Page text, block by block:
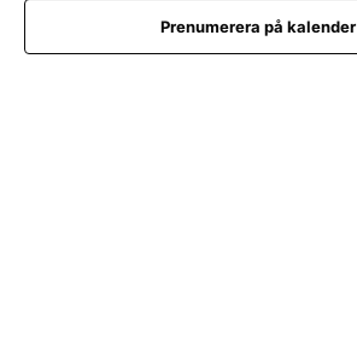
Prenumerera på kalender